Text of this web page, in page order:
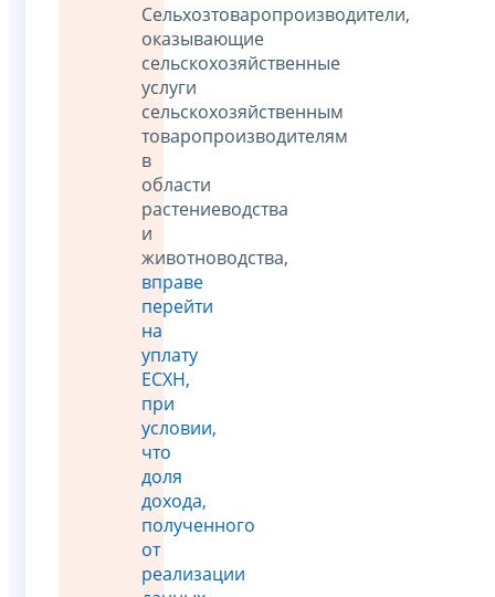
Сельхозтоваропроизводители,
оказывающие
сельскохозяйственные
услуги
сельскохозяйственным
товаропроизводителям
в
области
растениеводства
и
животноводства,
вправе
перейти
на
уплату
ЕСХН,
при
условии,
что
доля
дохода,
полученного
от
реализации